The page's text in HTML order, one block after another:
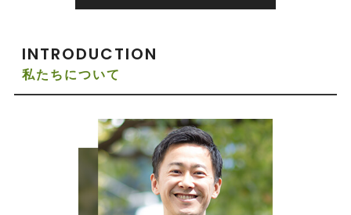
INTRODUCTION
私たちについて